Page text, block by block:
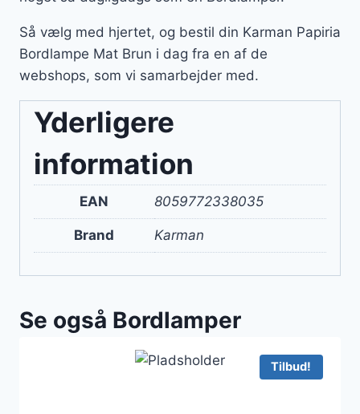
Så vælg med hjertet, og bestil din Karman Papiria
Bordlampe Mat Brun i dag fra en af de
webshops, som vi samarbejder med.
Yderligere
information
EAN 8059772338035
Brand Karman
Se også Bordlamper
Tilbud!